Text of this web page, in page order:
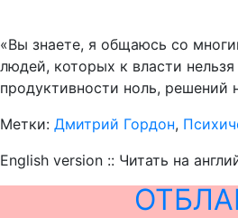
«Вы знаете, я общаюсь со
людей, которых к власти
продуктивности ноль, решений
Метки: Дмитрий Гордон,
English version :: Читать на